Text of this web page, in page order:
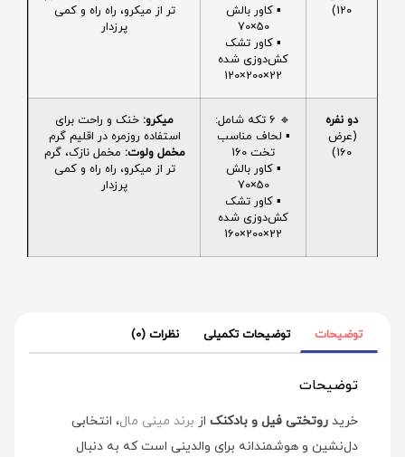
120)
▪️ کاور بالش
50×70
▪️ کاور تشک
کش‌دوزی شده
22×200×120
تر از میکرو، راه راه و کمی
پرزدار
دو نفره
(عرض
160)
🔹 6 تکه شامل:
▪️ لحاف مناسب
تخت 160
▪️ کاور بالش
50×70
▪️ کاور تشک
کش‌دوزی شده
22×200×160
میکرو: خنک و راحت برای
استفاده روزمره در اقلیم گرم
مخمل ولوت: مخمل نازک، گرم
تر از میکرو، راه راه و کمی
پرزدار
توضیحات توضیحات تکمیلی نظرات (0)
توضیحات
خرید روتختی فیل و بادکنک از برند مینی‌ مال، انتخابی
دل‌نشین و هوشمندانه برای والدینی است که به دنبال